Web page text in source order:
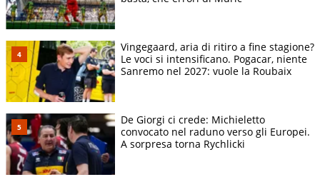
Vingegaard, aria di ritiro a fine stagione?
Le voci si intensificano. Pogacar, niente
Sanremo nel 2027: vuole la Roubaix
De Giorgi ci crede: Michieletto
convocato nel raduno verso gli Europei.
A sorpresa torna Rychlicki